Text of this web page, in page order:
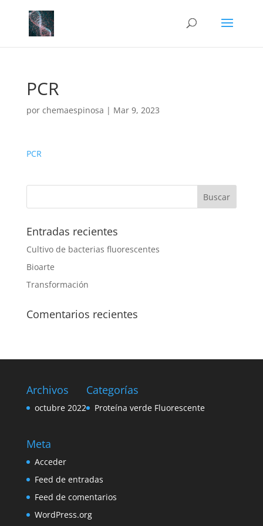
PCR
por chemaespinosa | Mar 9, 2023
PCR
Entradas recientes
Cultivo de bacterias fluorescentes
Bioarte
Transformación
Comentarios recientes
Archivos
octubre 2022
Categorías
Proteína verde Fluorescente
Meta
Acceder
Feed de entradas
Feed de comentarios
WordPress.org